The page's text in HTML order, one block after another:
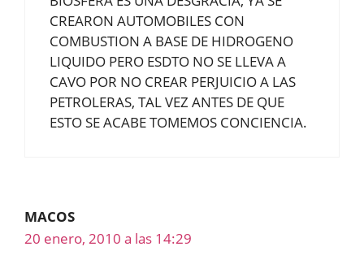
CREARON AUTOMOBILES CON
COMBUSTION A BASE DE HIDROGENO
LIQUIDO PERO ESDTO NO SE LLEVA A
CAVO POR NO CREAR PERJUICIO A LAS
PETROLERAS, TAL VEZ ANTES DE QUE
ESTO SE ACABE TOMEMOS CONCIENCIA.
MACOS
20 enero, 2010 a las 14:29